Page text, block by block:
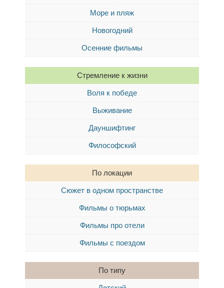
Море и пляж
Новогодний
Осенние фильмы
Стремление к жизни
Воля к победе
Выживание
Дауншифтинг
Философский
По локации
Сюжет в одном пространстве
Фильмы о тюрьмах
Фильмы про отели
Фильмы с поездом
По типу